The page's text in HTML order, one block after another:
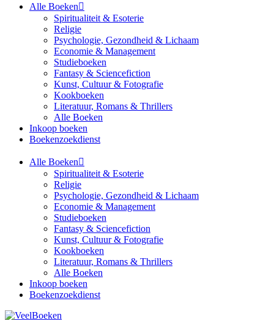
Alle Boeken
Spiritualiteit & Esoterie
Religie
Psychologie, Gezondheid & Lichaam
Economie & Management
Studieboeken
Fantasy & Sciencefiction
Kunst, Cultuur & Fotografie
Kookboeken
Literatuur, Romans & Thrillers
Alle Boeken
Inkoop boeken
Boekenzoekdienst
Alle Boeken
Spiritualiteit & Esoterie
Religie
Psychologie, Gezondheid & Lichaam
Economie & Management
Studieboeken
Fantasy & Sciencefiction
Kunst, Cultuur & Fotografie
Kookboeken
Literatuur, Romans & Thrillers
Alle Boeken
Inkoop boeken
Boekenzoekdienst